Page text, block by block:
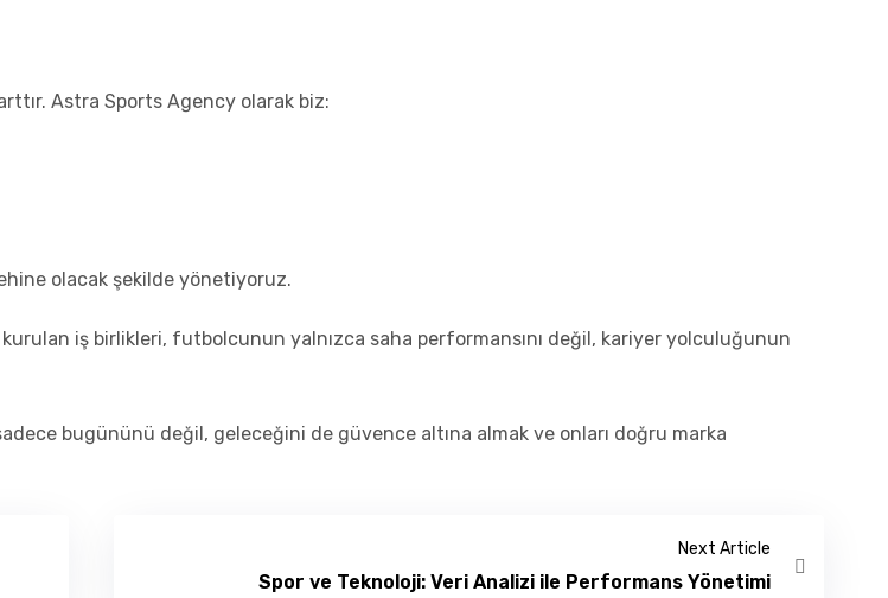
Astra Sports Agency olarak biz:
olacak şekilde yönetiyoruz.
iş birlikleri, futbolcunun yalnızca saha performansını değil, kariyer yolculuğunun
bugününü değil, geleceğini de güvence altına almak ve onları doğru marka
Next Article
Spor ve Teknoloji: Veri Analizi ile Performans Yönetimi